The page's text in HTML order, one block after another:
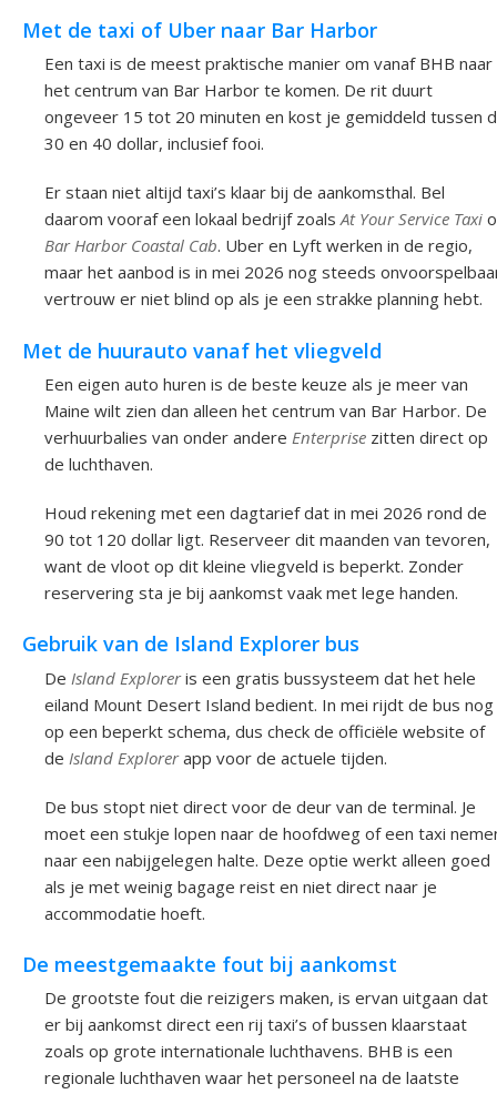
Met de taxi of Uber naar Bar Harbor
Een taxi is de meest praktische manier om vanaf BHB naar
het centrum van Bar Harbor te komen. De rit duurt
ongeveer 15 tot 20 minuten en kost je gemiddeld tussen
30 en 40 dollar, inclusief fooi.
Er staan niet altijd taxi’s klaar bij de aankomsthal. Bel
daarom vooraf een lokaal bedrijf zoalsAt Your Service Taxi
Bar Harbor Coastal Cab. Uber en Lyft werken in de regio,
maar het aanbod is in mei 2026 nog steeds
vertrouw er niet blind op als je een strakke planning hebt.
Met de huurauto vanaf het vliegveld
Een eigen auto huren is de beste keuze als je meer van
Maine wilt zien dan alleen het centrum van Bar Harbor. De
verhuurbalies van onder andere Enterprise zitten direct op
de luchthaven.
Houd rekening met een dagtarief dat in mei 2026 rond de
90 tot 120 dollar ligt. Reserveer dit maanden van tevoren,
want de vloot op dit kleine vliegveld is beperkt. Zonder
reservering sta je bij aankomst vaak met lege handen.
Gebruik van de Island Explorer bus
De Island Exploreris een gratis bussysteem dat het hele
eiland Mount Desert Island bedient. In mei rijdt de bus nog
op een beperkt schema, dus check de officiële website of
de Island Explorerapp voor de actuele tijden.
De bus stopt niet direct voor de deur van de terminal. Je
moet een stukje lopen naar de hoofdweg of een taxi
naar een nabijgelegen halte. Deze optie werkt alleen goed
als je met weinig bagage reist en niet direct naar je
accommodatie hoeft.
De meestgemaakte fout bij aankomst
De grootste fout die reizigers maken, is ervan uitgaan dat
er bij aankomst direct een rij taxi’s of bussen klaarstaat
zoals op grote internationale luchthavens. BHB is een
regionale luchthaven waar het personeel na de laatste